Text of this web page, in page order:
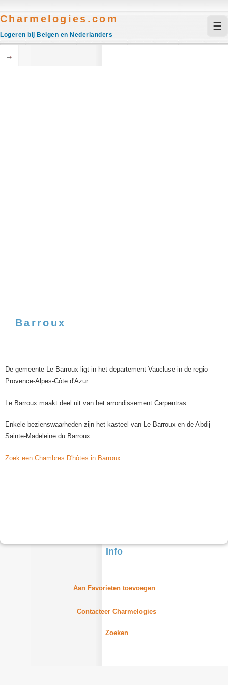
Charmelogies.com
Logeren bij Belgen en Nederlanders
☰
→
Barroux
De gemeente Le Barroux ligt in het departement Vaucluse in de regio
Provence-Alpes-Côte d'Azur.
Le Barroux maakt deel uit van het arrondissement Carpentras.
Enkele bezienswaarheden zijn het kasteel van Le Barroux en de Abdij
Sainte-Madeleine du Barroux.
Zoek een Chambres D'hôtes in Barroux
Info
Aan Favorieten toevoegen
Contacteer Charmelogies
Zoeken